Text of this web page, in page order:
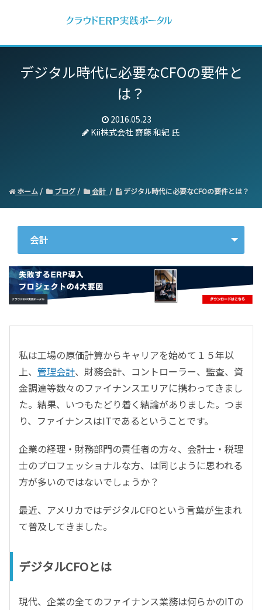
デジタル時代に必要なCFOの要件と
は？
2016.05.23
Kii株式会社 齋藤 和紀 氏
ホーム ブログ 会計 デジタル時代に必要なCFOの要件とは？
会計
ERP
会計
CRM／営業支援／Eコマース
DX（2025年の崖）／クラウドコンピューティング
データ分析／BI
ガバナンス／リスク管理
BPR／業務改善
私は工場の原価計算からキャリアを始めて１５年以
上、 管理会計、財務会計、コントローラー、監査、資
金調達等数々のファイナンスエリアに携わってきまし
た。結果、いつもたどり着く結論がありました。つま
り、ファイナンスはITであるということです。
企業の経理・財務部門の責任者の方々、会計士・税理
士のプロフェッショナルな方、は同じように思われる
方が多いのではないでしょうか？
最近、アメリカではデジタルCFOという言葉が生まれ
て普及してきました。
デジタルCFOとは
現代、企業の全てのファイナンス業務は何らかのITの